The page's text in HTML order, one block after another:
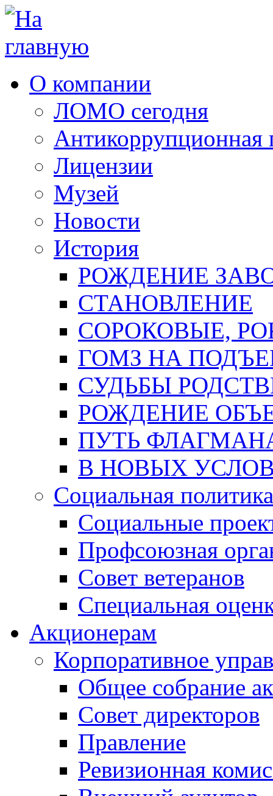
О компании
ЛОМО сегодня
Антикоррупционная
Лицензии
Музей
Новости
История
РОЖДЕНИЕ
СТАНОВЛЕНИЕ
СОРОКОВЫЕ,
ГОМЗ НА
СУДЬБЫ
РОЖДЕНИЕ
ПУТЬ
В НОВЫХ
Социальная политика
Социальные
Профсоюзная
Совет ветеранов
Специальная
Акционерам
Корпоративное
Общее собрание
Совет директоров
Правление
Ревизионная